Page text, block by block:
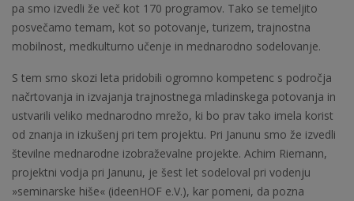
pa smo izvedli že več kot 170 programov. Tako se temeljito
posvečamo temam, kot so potovanje, turizem, trajnostna
mobilnost, medkulturno učenje in mednarodno sodelovanje.
S tem smo skozi leta pridobili ogromno kompetenc s področja
načrtovanja in izvajanja trajnostnega mladinskega potovanja in
ustvarili veliko mednarodno mrežo, ki bo prav tako imela korist
od znanja in izkušenj pri tem projektu. Pri Janunu smo že izvedli
številne mednarodne izobraževalne projekte. Achim Riemann,
projektni vodja pri Janunu, je šest let sodeloval pri vodenju
»seminarske hiše« (ideenHOF e.V.), kar pomeni, da pozna